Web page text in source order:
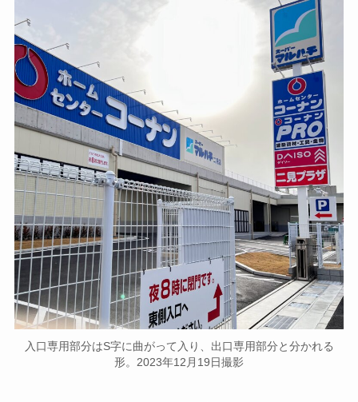
入口専用部分はS字に曲がって入り、出口専用部分と分かれる
形。2023年12月19日撮影